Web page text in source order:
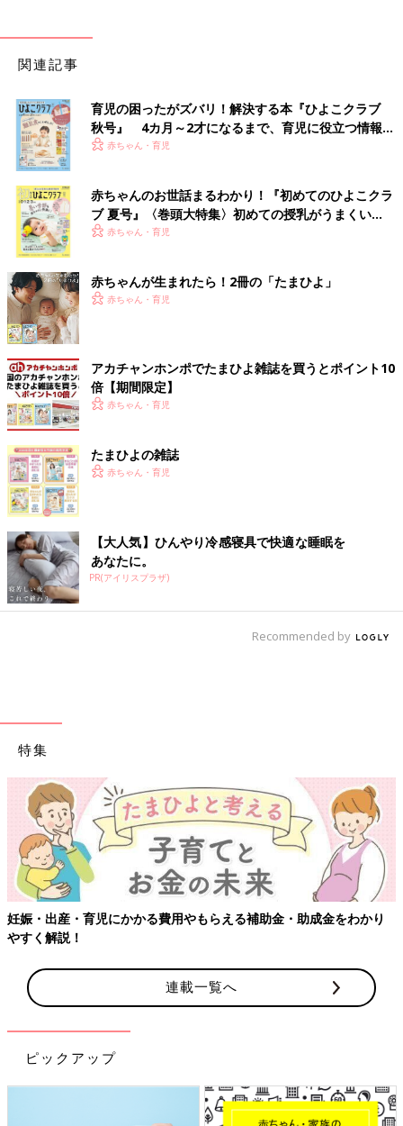
関連記事
育児の困ったがズバリ！解決する本『ひよこクラブ
秋号』 4カ月～2才になるまで、育児に役立つ情報が
いっぱい！
赤ちゃん・育児
赤ちゃんのお世話まるわかり！『初めてのひよこクラ
ブ 夏号』〈巻頭大特集〉初めての授乳がうまくい
く！ おっぱい・ミルクの基本と夏のトラブル 解決テ
赤ちゃん・育児
赤ちゃんが生まれたら！2冊の「たまひよ」
赤ちゃん・育児
アカチャンホンポでたまひよ雑誌を買うとポイント10
倍【期間限定】
赤ちゃん・育児
たまひよの雑誌
赤ちゃん・育児
【大人気】ひんやり冷感寝具で快適な睡眠を
あなたに。
PR(アイリスプラザ)
Recommended by
特集
・出産・育児にかかる費用やもらえる補助金・助成金をわかり
く解説！
連載一覧へ
ピックアップ